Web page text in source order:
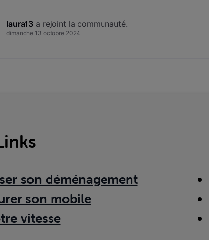
laura13 a rejoint la communauté.
dimanche 13 octobre 2024
son déménagement
son mobile
vitesse